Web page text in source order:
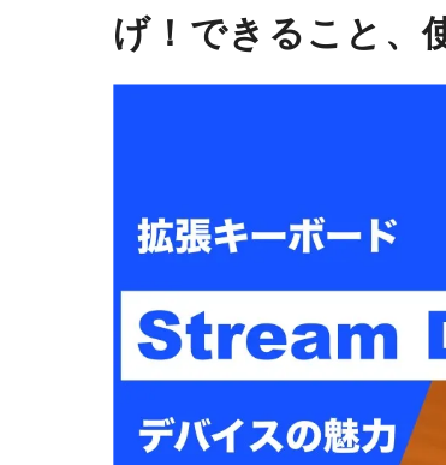
げ！できること、